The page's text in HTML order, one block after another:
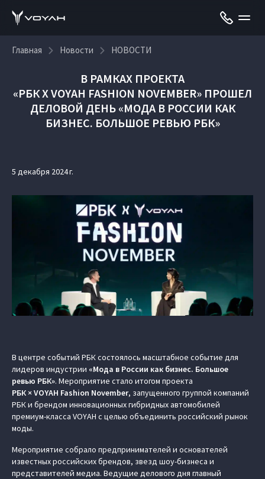
Главная Новости НОВОСТИ
В РАМКАХ ПРОЕКТА
«РБК X VOYAH FASHION NOVEMBER» ПРОШЕЛ
ДЕЛОВОЙ ДЕНЬ «МОДА В РОССИИ КАК
БИЗНЕС. БОЛЬШОЕ РЕВЬЮ РБК»
5 декабря 2024 г.
В центре событий РБК состоялось масштабное событие для
лидеров индустрии «Мода в России как бизнес. Большое
ревью РБК». Мероприятие стало итогом проекта
РБК × VOYAH Fashion November, запущенного группой компаний
РБК и брендом инновационных гибридных автомобилей
премиум-класса VOYAH с целью объединить российский рынок
моды.
Мероприятие собрало предпринимателей и основателей
известных российских брендов, звезд шоу-бизнеса и
представителей медиа. Ведущие делового дня главный